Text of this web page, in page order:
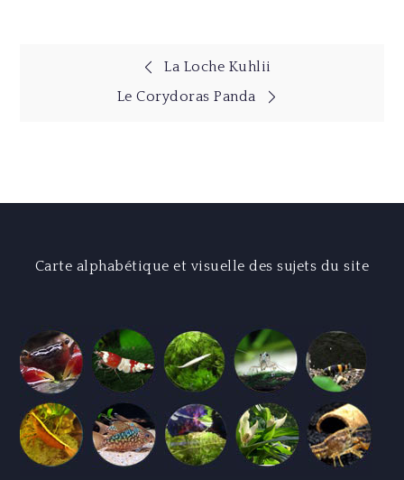
NavigationLa Loche Kuhlii
Le Corydoras Panda
Carte alphabétique et visuelle des sujets du site